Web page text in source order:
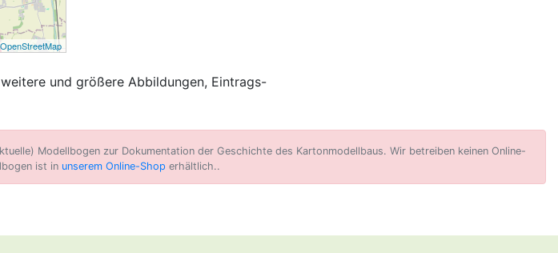
OpenStreetMap
und größere Abbildungen, Eintrags-
Modellbogen zur Dokumentation der Geschichte des Kartonmodellbaus. Wir betreiben keinen Online-
ist in unserem Online-Shop erhältlich..